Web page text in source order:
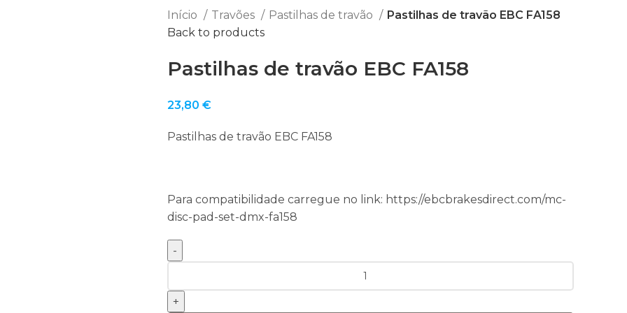
Início Travões Pastilhas de travão
Pastilhas de travão EBC FA158
Back to products
Pastilhas de travão EBC FA158
23,80 €
Pastilhas de travão EBC FA158
Para compatibilidade carregue no link: https://ebcbrakesdirect.com/mc-
disc-pad-set-dmx-fa158
de
Pastilhas